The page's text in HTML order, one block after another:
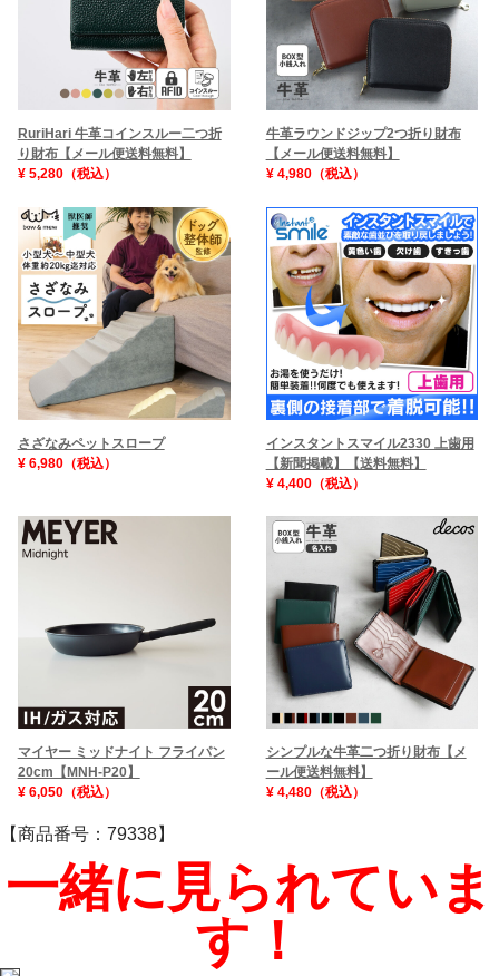
RuriHari 牛革コインスルー二つ折
り財布【メール便送料無料】
¥ 5,280（税込）
牛革ラウンドジップ2つ折り財布
【メール便送料無料】
¥ 4,980（税込）
さざなみペットスロープ
¥ 6,980（税込）
インスタントスマイル2330 上歯用
【新聞掲載】【送料無料】
¥ 4,400（税込）
マイヤー ミッドナイト フライパン
20cm【MNH-P20】
¥ 6,050（税込）
シンプルな牛革二つ折り財布【メ
ール便送料無料】
¥ 4,480（税込）
【商品番号：79338】
一緒に見られていま
す！